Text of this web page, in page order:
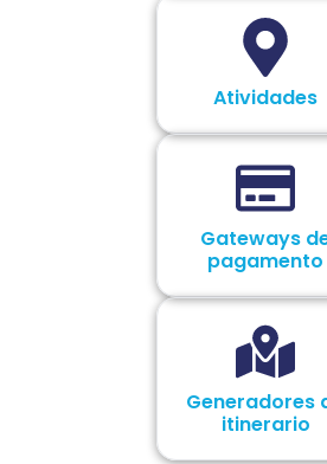
Atividades
Gateways
pagamento
Generadores
itinerario